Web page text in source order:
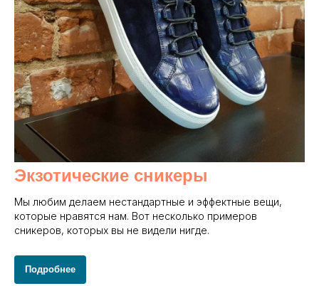
Экзотические сникеры
Мы любим делаем нестандартные и эффектные вещи,
которые нравятся нам. Вот несколько примеров
сникеров, которых вы не видели нигде.
Подробнее